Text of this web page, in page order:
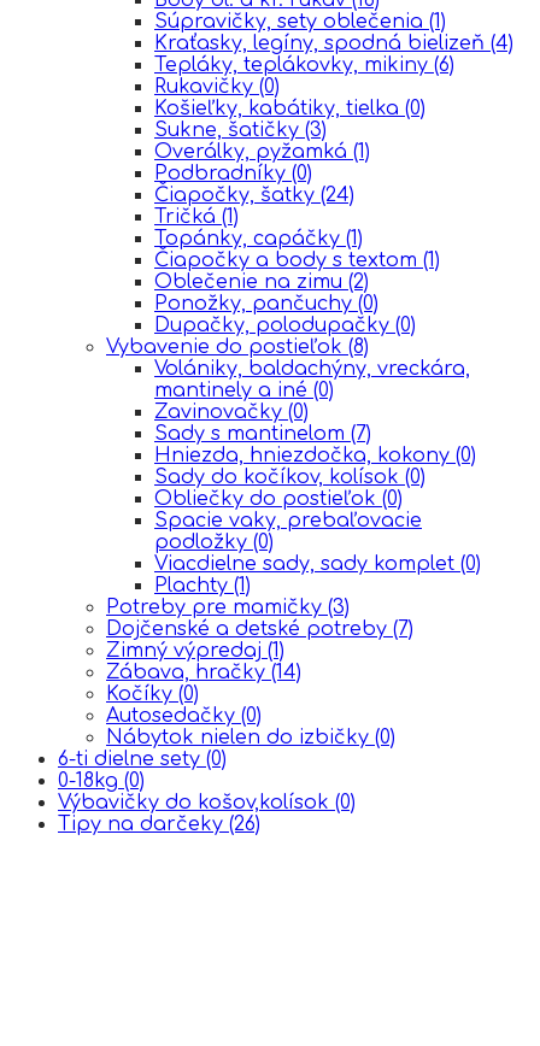
Súpravičky, sety oblečenia (1)
Kraťasky, legíny, spodná bielizeň (4)
Tepláky, teplákovky, mikiny (6)
Rukavičky (0)
Košieľky, kabátiky, tielka (0)
Sukne, šatičky (3)
Overálky, pyžamká (1)
Podbradníky (0)
Čiapočky, šatky (24)
Tričká (1)
Topánky, capáčky (1)
Čiapočky a body s textom (1)
Oblečenie na zimu (2)
Ponožky, pančuchy (0)
Dupačky, polodupačky (0)
Vybavenie do postieľok (8)
Volániky, baldachýny, vreckára,
mantinely a iné (0)
Zavinovačky (0)
Sady s mantinelom (7)
Hniezda, hniezdočka, kokony (0)
Sady do kočíkov, kolísok (0)
Obliečky do postieľok (0)
Spacie vaky, prebaľovacie
podložky (0)
Viacdielne sady, sady komplet (0)
Plachty (1)
Potreby pre mamičky (3)
Dojčenské a detské potreby (7)
Zimný výpredaj (1)
Zábava, hračky (14)
Kočíky (0)
Autosedačky (0)
Nábytok nielen do izbičky (0)
6-ti dielne sety (0)
0-18kg (0)
Výbavičky do košov,kolísok (0)
Tipy na darčeky (26)